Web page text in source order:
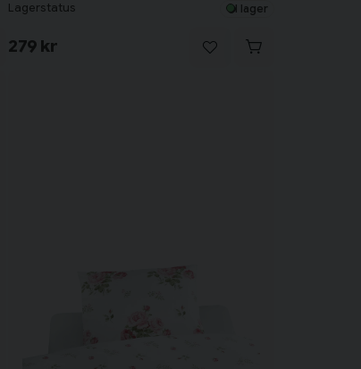
Lagerstatus I lager
279 kr